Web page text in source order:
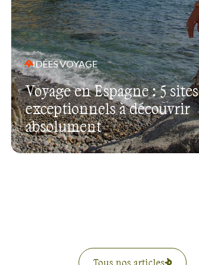
IDÉES VOYAGE
Voyage en Espagne : 5 sites
exceptionnels à découvrir
absolument
Tous nos articles